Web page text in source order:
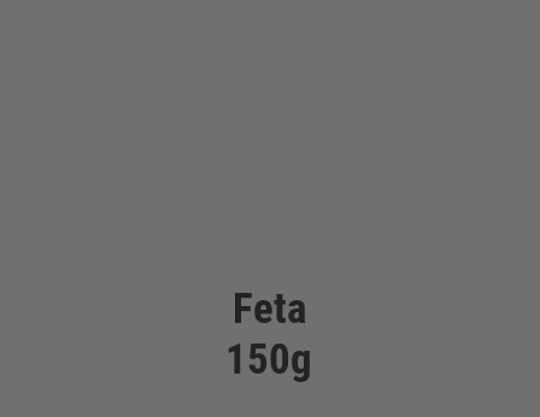
Feta
150g